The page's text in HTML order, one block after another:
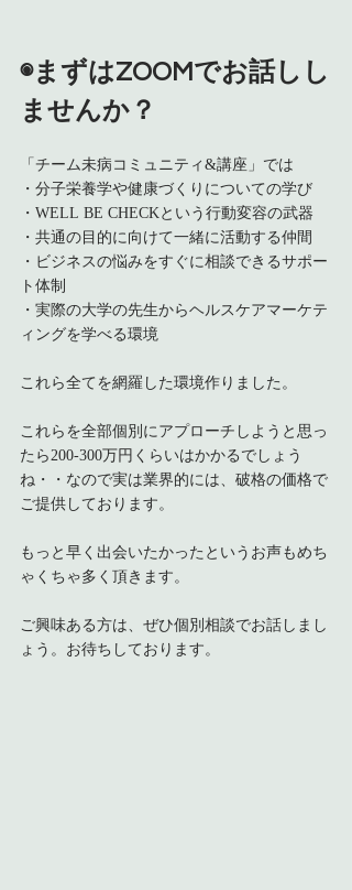
◉まずはZOOMでお話しし
ませんか？
「チーム未病コミュニティ&講座」では
・分子栄養学や健康づくりについての学び
・WELL BE CHECKという行動変容の武器
・共通の目的に向けて一緒に活動する仲間
・ビジネスの悩みをすぐに相談できるサポー
ト体制
・実際の大学の先生からヘルスケアマーケテ
ィングを学べる環境
これら全てを網羅した環境作りました。
これらを全部個別にアプローチしようと思っ
たら200-300万円くらいはかかるでしょう
ね・・なので実は業界的には、破格の価格で
ご提供しております。
もっと早く出会いたかったというお声もめち
ゃくちゃ多く頂きます。
ご興味ある方は、ぜひ個別相談でお話しまし
ょう。お待ちしております。